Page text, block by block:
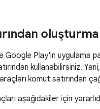
Google Play'in uygulama
kullanabilirsiniz.
komut satırından
aşağıdakiler için